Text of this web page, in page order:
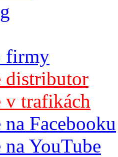
firmy
distributor
v trafikách
Facebooku
YouTube